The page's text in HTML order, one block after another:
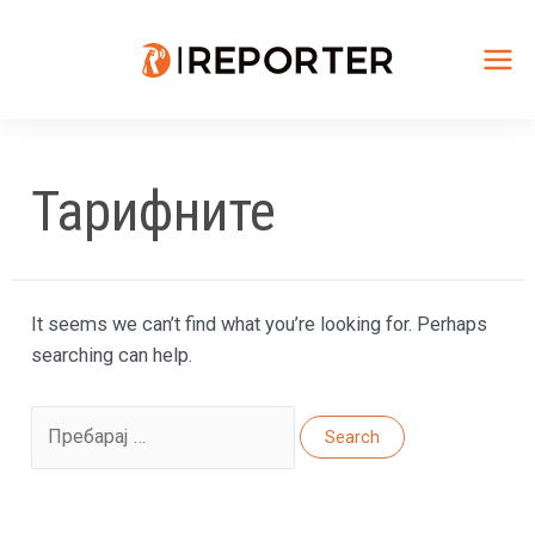
Тарифните
It seems we can’t find what you’re looking for. Perhaps
searching can help.